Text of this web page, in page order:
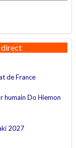
de France
humain Do Hiemon
2027